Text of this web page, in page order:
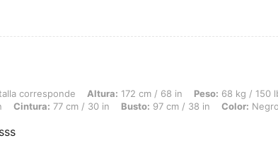
Altura: 172 cm / 68 in, Peso: 68 kg / 150 lbs, Caderas:
corresponde Altura: 172 cm / 68 in Peso: 68 kg / 150
Cintura: 77 cm / 30 in Busto: 97 cm / 38 in Color: Negro